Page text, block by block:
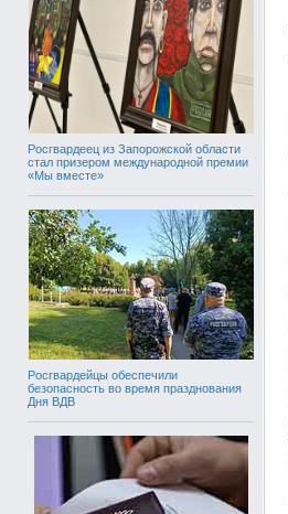
Росгвардеец из Запорожской области
стал призером международной премии
«Мы вместе»
Росгвардейцы обеспечили
безопасность во время празднования
Дня ВДВ